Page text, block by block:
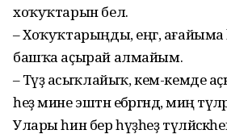
хоҡуҡтарын белә.
– Хоҡуҡтарыңды, еңгә, ағайыма
башҡа аҫырай алмайым.
– Тәүҙә асыҡлайыҡ, кем-кемде
һеҙ мине эштән ебәргәндә, миңә
Улары һин бер һүҙһеҙ